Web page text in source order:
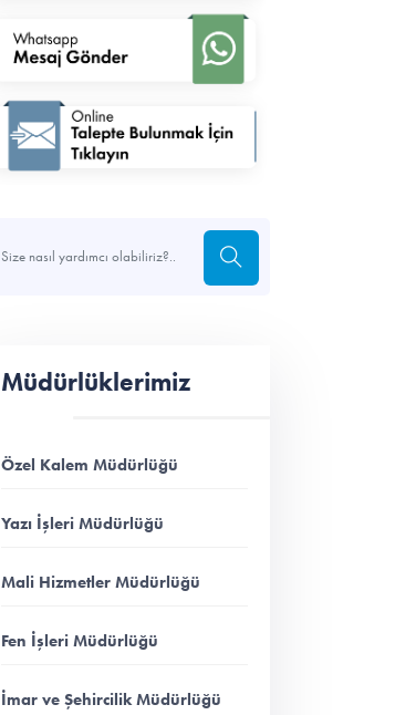
Müdürlüklerimiz
Özel Kalem Müdürlüğü
Yazı İşleri Müdürlüğü
Mali Hizmetler Müdürlüğü
Fen İşleri Müdürlüğü
İmar ve Şehircilik Müdürlüğü